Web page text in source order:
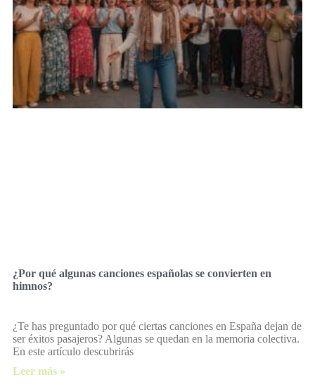
¿Por qué algunas canciones españolas se convierten en
himnos?
¿Te has preguntado por qué ciertas canciones en España dejan de
ser éxitos pasajeros? Algunas se quedan en la memoria colectiva.
En este artículo descubrirás
Leer más »